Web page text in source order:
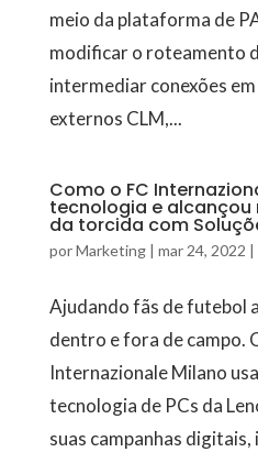
meio da plataforma de
modificar o roteamento
intermediar conexões
externos CLM,...
Como o FC
tecnologia e
da torcida com
porMarketing| mar 24, 2022 |
Ajudando fãs de futebol
dentro e fora de campo.
Internazionale Milano
tecnologia de PCs da
suas campanhas digitais,